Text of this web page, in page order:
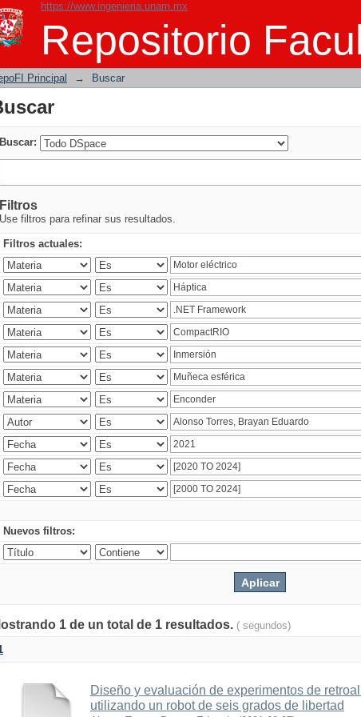
https://www.ingenieria.unam.mx
Repositorio
Principal → Buscar
Buscar:
Filtros
Use filtros para refinar sus resultados.
Filtros actuales:
Nuevos filtros:
1 de un total de 1 resultados. ( segundos)
Diseño y evaluación de experimentos de
utilizando un robot de seis grados de libertad